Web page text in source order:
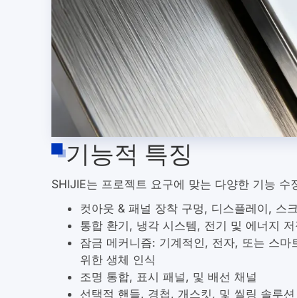
기능적 특징
SHIJIE는 프로젝트 요구에 맞는 다양한 기능 수
컷아웃 & 패널 장착 구멍, 디스플레이, 스
통합 환기, 냉각 시스템, 전기 및 에너지 저
잠금 메커니즘: 기계적인, 전자, 또는 스마
위한 생체 인식
조명 통합, 표시 패널, 및 배선 채널
선택적 핸들, 경첩, 개스킷, 및 씰링 솔루션
효율적인 운송 및 현장 설치를 위한 모듈식